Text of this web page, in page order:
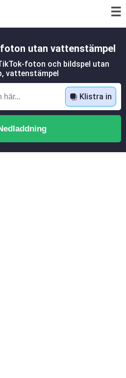
☰
utan vattenstämpel
foton och bildspel utan
vattenstämpel
Klistra in